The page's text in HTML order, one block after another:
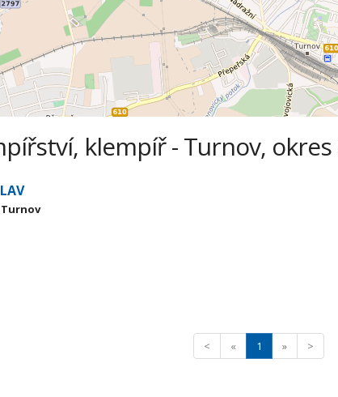
klempíř - Turnov,
Turnov
< « 1 » >